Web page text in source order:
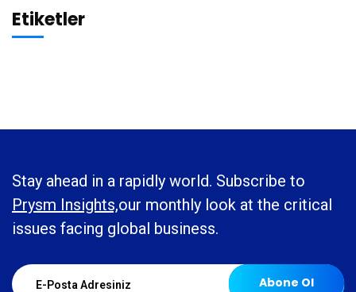
Etiketler
Stay ahead in a rapidly world. Subscribe to
Prysm Insights,our monthly look at the critical
issues facing global business.
Abone Ol